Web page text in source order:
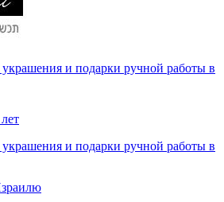
и подарки ручной работы в
и подарки ручной работы в